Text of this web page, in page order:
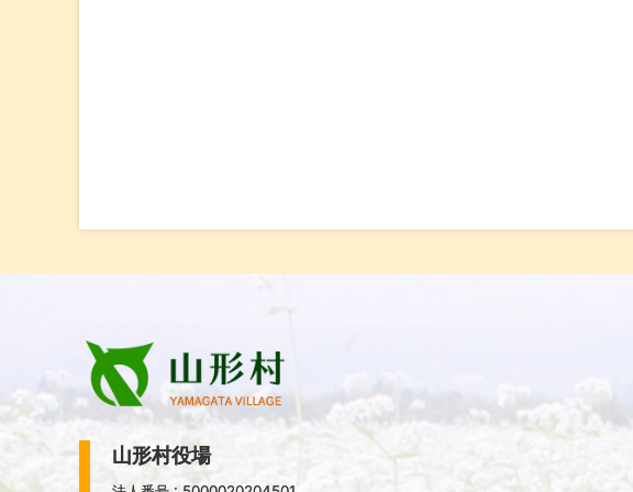
山形村役場